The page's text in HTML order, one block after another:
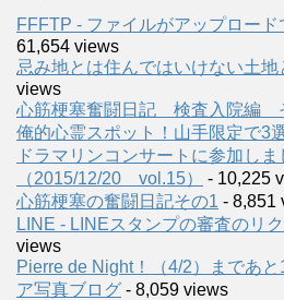
FFFTP - ファイルがアップロー
61,654 views
忌み地とは住んではいけない土地
views
心筋梗塞奮闘日記 検査入院編
俺的心霊スポット！山手限定で3
ドラマリンコンサートに参加しま
（2015/12/20 vol.15）
- 10,225
心筋梗塞の奮闘日記その1 - 8,851
LINE - LINEスタンプの審査のリ
views
Pierre de Night！（4/2）まであ
ア写真ブログ - 8,059 views